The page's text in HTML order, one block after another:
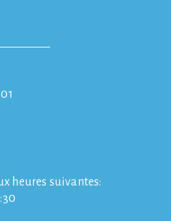
heures suivantes: